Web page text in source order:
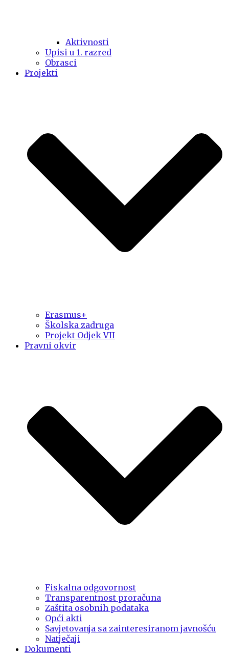
Aktivnosti
Upisi u 1. razred
Obrasci
Projekti
Erasmus+
Školska zadruga
Projekt Odjek VII
Pravni okvir
Fiskalna odgovornost
Transparentnost proračuna
Zaštita osobnih podataka
Opći akti
Savjetovanja sa zainteresiranom javnošću
Natječaji
Dokumenti